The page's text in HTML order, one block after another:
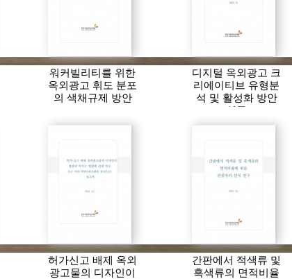
워커빌리티를 위한
옥외광고 휘도 분포
의 색채규제 방안
디지털 옥외광고 크
리에이티브 유형분
석 및 활성화 방안
연구
허가신고 배제 옥외
광고물의 디자인이
간판에서 적색류 및
흑색류의 면적비율